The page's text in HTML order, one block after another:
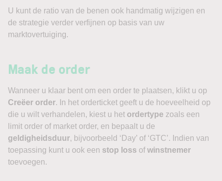
U kunt de ratio van de benen ook handmatig wijzigen en
de strategie verder verfijnen op basis van uw
marktovertuiging.
Maak de order
Wanneer u klaar bent om een order te plaatsen, klikt u op
Creëer order. In het orderticket geeft u de hoeveelheid op
die u wilt verhandelen, kiest u het ordertype zoals een
limit order of market order, en bepaalt u de
geldigheidsduur, bijvoorbeeld ‘Day’ of ‘GTC’. Indien van
toepassing kunt u ook een stop loss ofwinstnemer
toevoegen.